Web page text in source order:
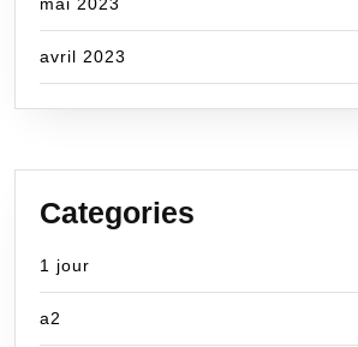
mai 2023
avril 2023
Categories
1 jour
a2